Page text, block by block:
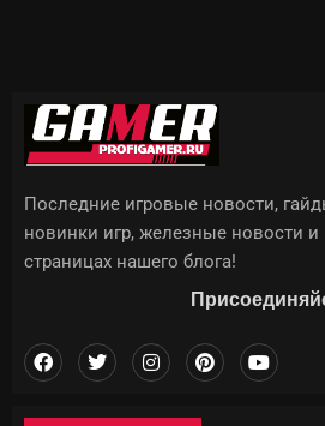
Последние игровые новости,
новинки игр, железные новости и
страницах нашего блога!